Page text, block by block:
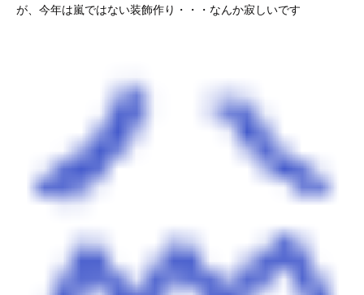
が、今年は嵐ではない装飾作り・・・なんか寂しいです